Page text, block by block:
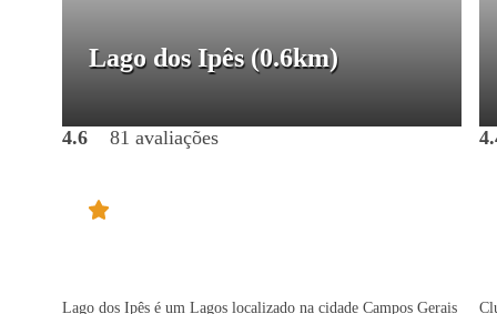
Lago dos Ipês (0.6km)
4.6 81 avaliações
Lago dos Ipês é um Lagos localizado na cidade Campos Gerais